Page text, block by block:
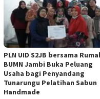
PLN UID S2JB bersama
BUMN Jambi Buka Peluang
Usaha bagi Penyandang
Tunarungu Pelatihan Sabun
Handmade